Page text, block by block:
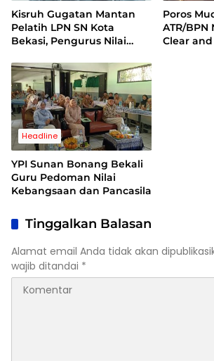
Kisruh Gugatan Mantan
Pelatih LPN SN Kota
Bekasi, Pengurus Nilai
Berdasar
Poros
ATR/BPN
Clear
Headline
YPI Sunan Bonang Bekali
Guru Pedoman Nilai
Kebangsaan dan Pancasila
Tinggalkan Balasan
Alamat email Anda tidak akan
wajib ditandai *